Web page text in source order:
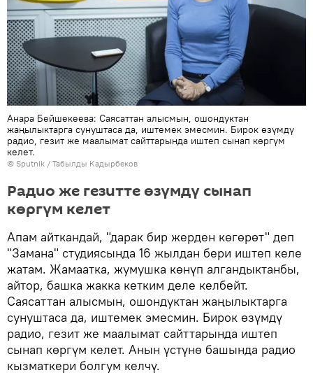
Анара Бейшекеева: Саясаттан алысмын, ошондуктан
жаңылыктарга сунуштаса да, иштемек эмесмин. Бирок өзүмдү
радио, гезит же маалымат сайттарында иштеп сынап көргүм
келет.
© Sputnik / Табылды Кадырбеков
Радио же гезитте өзүмдү сынап
көргүм келет
Апам айткандай, "дарак бир жерден көгөрөт" деп
"Замана" студиясында 16 жылдан бери иштеп келе
жатам. Жамаатка, жумушка көнүп алгандыктанбы,
айтор, башка жакка кетким деле келбейт.
Саясаттан алысмын, ошондуктан жаңылыктарга
сунуштаса да, иштемек эмесмин. Бирок өзүмдү
радио, гезит же маалымат сайттарында иштеп
сынап көргүм келет. Анын үстүнө башында радио
кызматкери болгум келчү.